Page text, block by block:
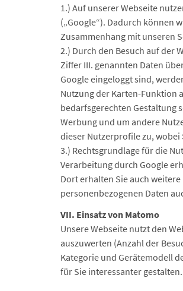
1.) Auf unserer Webseite
(„Google“). Dadurch können
Zusammenhang mit unseren
2.) Durch den Besuch auf der
Ziffer III. genannten Daten
Google eingeloggt sind,
Nutzung der Karten-Funktion
bedarfsgerechten Gestaltung
Werbung und um andere
dieser Nutzerprofile zu, wobei
3.) Rechtsgrundlage für die
Verarbeitung durch Google
Dort erhalten Sie auch
personenbezogenen Daten
VII. Einsatz von Matomo
Unsere Webseite nutzt den
auszuwerten (Anzahl der
Kategorie und Gerätemodell
für Sie interessanter gestalten.